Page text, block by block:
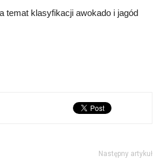
temat klasyfikacji awokado i jagód
Następny artykuł